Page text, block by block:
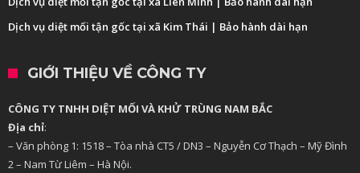
Dịch vụ diệt mối tận gốc tại xã Kim Thái | Bảo hành dài hạn
GIỚI THIỆU VỀ CÔNG TY
CÔNG TY TNHH DIỆT MỐI VÀ KHỬ TRÙNG NAM BẮC
Địa chỉ:
– Văn phòng 1: 1518 – Tòa nhà CT5 / DN3 – Nguyễn Cơ Thạch – Mỹ Đình
2 – Nam Từ Liêm – Hà Nội.